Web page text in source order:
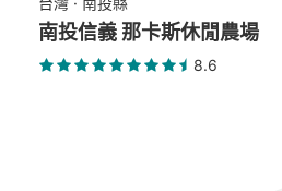
南投信義 那卡斯休閒農場
8.6